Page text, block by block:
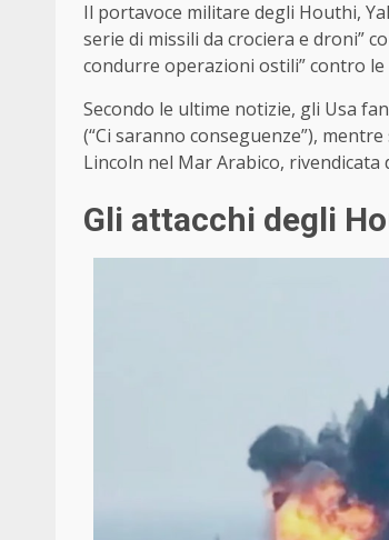
Il portavoce militare degli Houthi,
serie di missili da crociera e droni”
condurre operazioni ostili” contro
Secondo le ultime notizie, gli Usa
(“Ci saranno conseguenze”),
Lincoln nel Mar Arabico, rivendicata
Gli attacchi degli